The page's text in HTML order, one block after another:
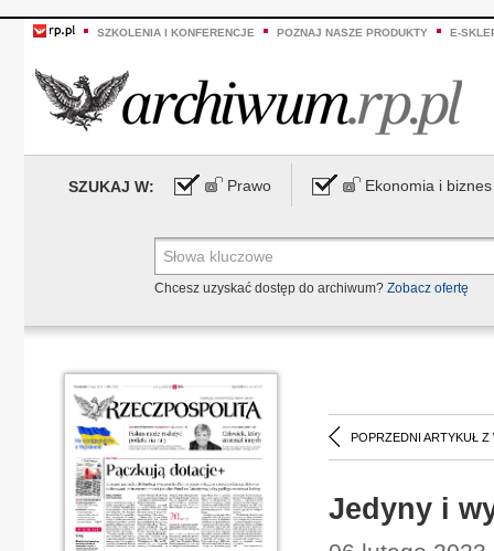
SZKOLENIA I KONFERENCJE POZNAJ NASZE PRODUKTY E-
SZUKAJ W: Prawo Ekonomia i biznes
Chcesz uzyskać dostęp do archiwum? Zobacz ofertę
POPRZEDNI ARTYKUŁ Z
Jedyny i